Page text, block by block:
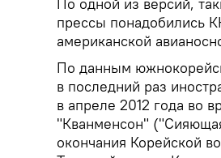
прессы понадобились
американской
По данным
в последний раз
в апреле 2012 года во
"Кванменсон"
окончания Корейской